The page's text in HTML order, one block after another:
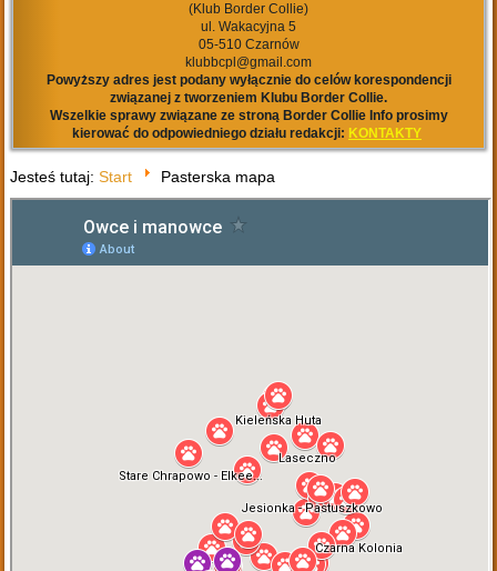
(Klub Border Collie)
ul. Wakacyjna 5
05-510 Czarnów
klubbcpl@gmail.com
Powyższy adres jest podany wyłącznie do celów korespondencji
związanej z tworzeniem Klubu Border Collie.
Wszelkie sprawy związane ze stroną Border Collie Info prosimy
kierować do odpowiedniego działu redakcji: KONTAKTY
Jesteś tutaj:Start Pasterska mapa